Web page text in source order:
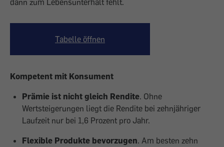
dann zum Lebensunterhalt fehlt.
Tabelle öffnen
Kompetent mit Konsument
Prämie ist nicht gleich Rendite. Ohne
Wertsteigerungen liegt die Rendite bei zehnjähriger
Laufzeit nur bei 1,6 Prozent pro Jahr.
Flexible Produkte bevorzugen. Am besten zehn